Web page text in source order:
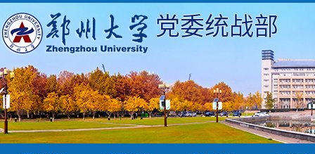
党委统战部